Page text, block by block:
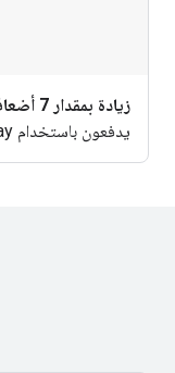
زيادة بمقدار 7 أضعاف
يدفعون باستخدام Google Pay